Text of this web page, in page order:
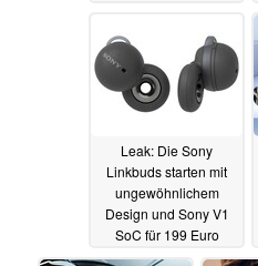
Leak: Die Sony
Linkbuds starten mit
ungewöhnlichem
Design und Sony V1
SoC für 199 Euro
10.02.2022